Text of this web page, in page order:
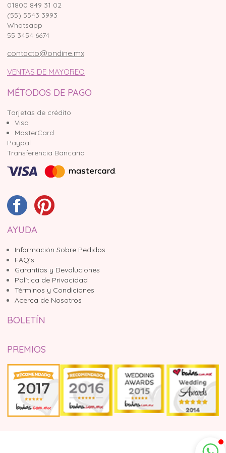
01800 849 31 02
(55) 5543 3993
Whatsapp
55 3454 6674
contacto@ondine.mx
VENTAS DE MAYOREO
MÉTODOS DE PAGO
Tarjetas de crédito
Visa
MasterCard
Paypal
Transferencia Bancaria
AYUDA
Información Sobre Pedidos
FAQ's
Garantías y Devoluciones
Política de Privacidad
Términos y Condiciones
Acerca de Nosotros
BOLETÍN
PREMIOS